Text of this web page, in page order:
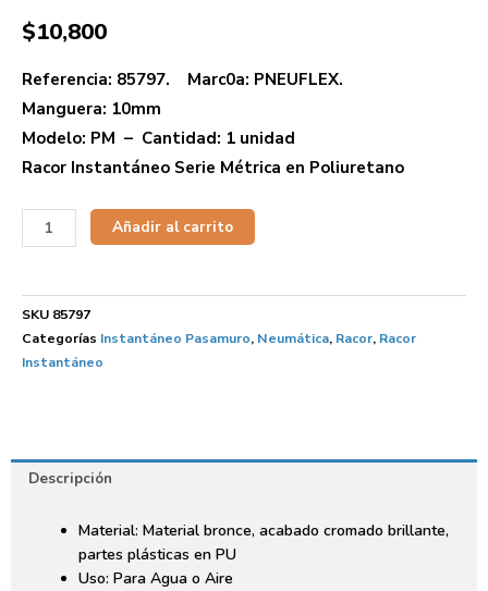
$10,800
Referencia: 85797. Marc0a: PNEUFLEX.
Manguera: 10mm
Modelo: PM – Cantidad: 1 unidad
Racor Instantáneo Serie Métrica en Poliuretano
Añadir al carrito
SKU 85797
Categorías Instantáneo Pasamuro, Neumática, Racor, Racor
Instantáneo
Descripción
Material: Material bronce, acabado cromado brillante,
partes plásticas en PU
Uso: Para Agua o Aire